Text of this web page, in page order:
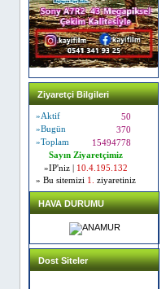
Ziyaretçi Bilgileri
»Aktif
50
»Bugün
370
»Toplam
15494778
Sayın Ziyaretçimiz
»IP'niz |
10.4.195.132
» Bu sitemizi 1. ziyaretiniz
HAVA DURUMU
Dost Siteler